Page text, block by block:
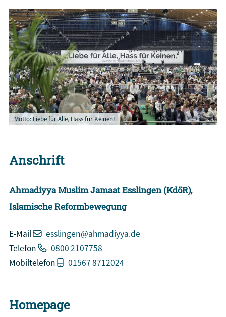
Motto: Liebe für Alle, Hass für Keinen!
Anschrift
Ahmadiyya Muslim Jamaat Esslingen (KdöR),
Islamische Reformbewegung
E-Mail
esslingen@ahmadiyya.de
Telefon
0800 2107758
Mobiltelefon
01567 8712024
Homepage